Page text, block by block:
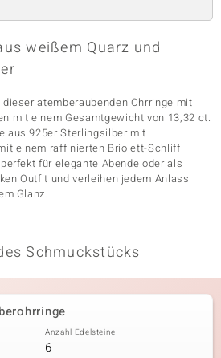
weißem Quarz und
atemberaubenden Ohrringe mit
mit einem Gesamtgewicht von 13,32 ct.
aus 925er Sterlingsilber mit
einem raffinierten Briolett-Schliff
für elegante Abende oder als
Outfit und verleihen jedem Anlass
Glanz.
Schmuckstücks
Anzahl Edelsteine
6